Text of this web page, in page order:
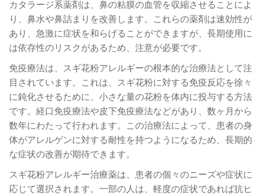
カタラージ系薬剤は、鼻の粘膜の血管を収縮させることによ
り、鼻水や鼻詰まりを改善します。これらの薬剤は速効性が
あり、急激に症状を和らげることができますが、長期使用に
は依存性のリスクがあるため、注意が必要です。
免疫療法は、スギ花粉アレルギーの根本的な治療法として注
目されています。これは、スギ花粉に対する免疫反応を徐々
に鈍化させるために、小さな量の花粉を体内に投与する方法
です。経口免疫療法や皮下免疫療法などがあり、数ヶ月から
数年にわたって行われます。この治療法によって、患者の身
体がアレルゲンに対する耐性を持つようになるため、長期的
な症状の改善が期待できます。
スギ花粉アレルギー治療薬は、患者の個々のニーズや症状に
応じて選択されます。一部の人は、軽度の症状であれば抗ヒ